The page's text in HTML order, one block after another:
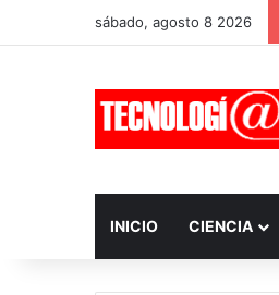
sábado, agosto 8 2026
INICIO CIENCIA